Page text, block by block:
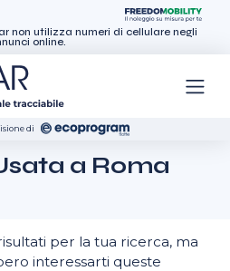
non utilizza numeri di cellulare negli
online.
di
a Roma
per la tua ricerca, ma
interessarti queste